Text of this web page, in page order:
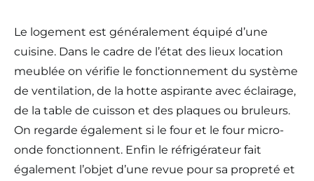
Le logement est généralement équipé d’une
cuisine. Dans le cadre de l’état des lieux location
meublée on vérifie le fonctionnement du système
de ventilation, de la hotte aspirante avec éclairage,
de la table de cuisson et des plaques ou bruleurs.
On regarde également si le four et le four micro-
onde fonctionnent. Enfin le réfrigérateur fait
également l’objet d’une revue pour sa propreté et